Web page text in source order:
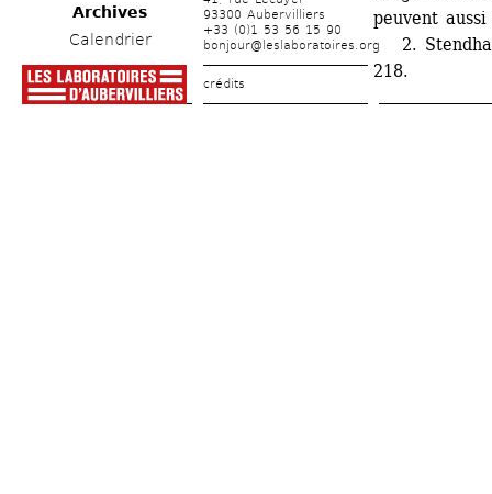
Archives
Calendrier
93300 Aubervilliers
+33 (0)1 53 56 15 90
bonjour@leslaboratoires.org
crédits
peuvent
2.
218.